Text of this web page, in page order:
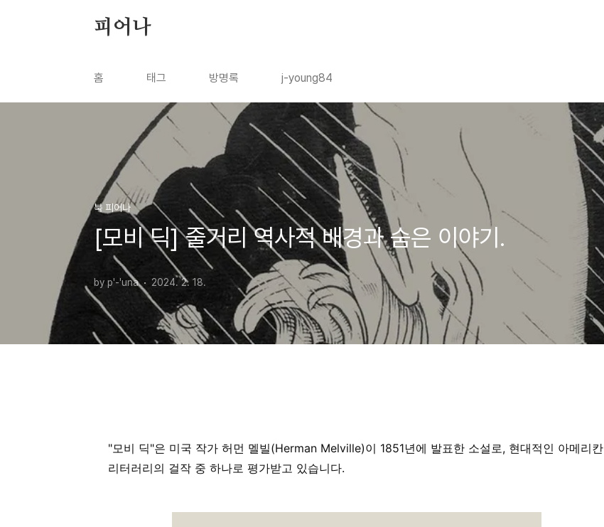
피어나
홈 태그 방명록 j-young84
북 피어나
[모비 딕] 줄거리 역사적 배경과 숨은 이야기.
by p'-'una 2024. 2. 18.
"모비 딕"은 미국 작가 허먼 멜빌(Herman Melville)이 1851년에 발표한 소설로, 현대적인 아메리칸
리터러리의 걸작 중 하나로 평가받고 있습니다.